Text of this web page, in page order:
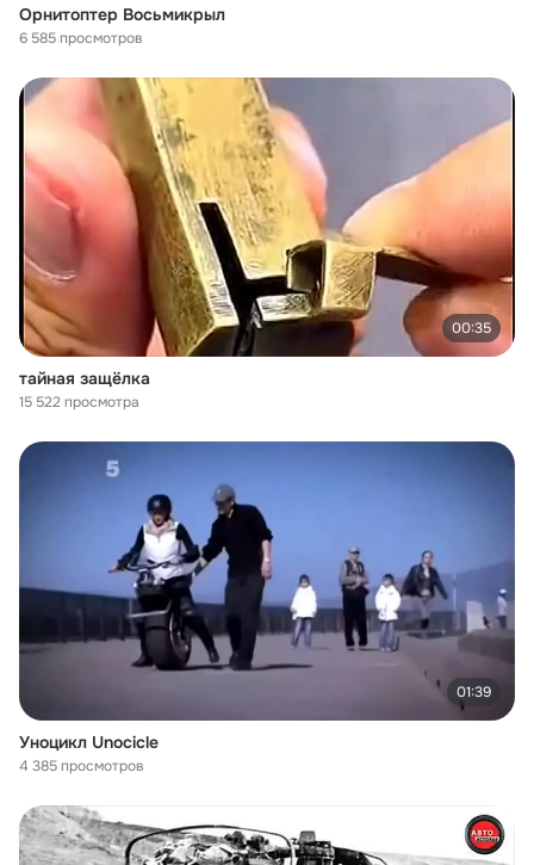
Орнитоптер Восьмикрыл
6 585 просмотров
00:35
тайная защёлка
15 522 просмотра
01:39
Уноцикл Unocicle
4 385 просмотров